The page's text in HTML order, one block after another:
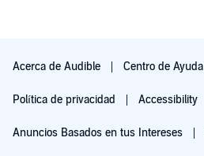
Acerca de Audible Centro de Ayuda
Política de privacidad Accessibility
Anuncios Basados en tus Intereses